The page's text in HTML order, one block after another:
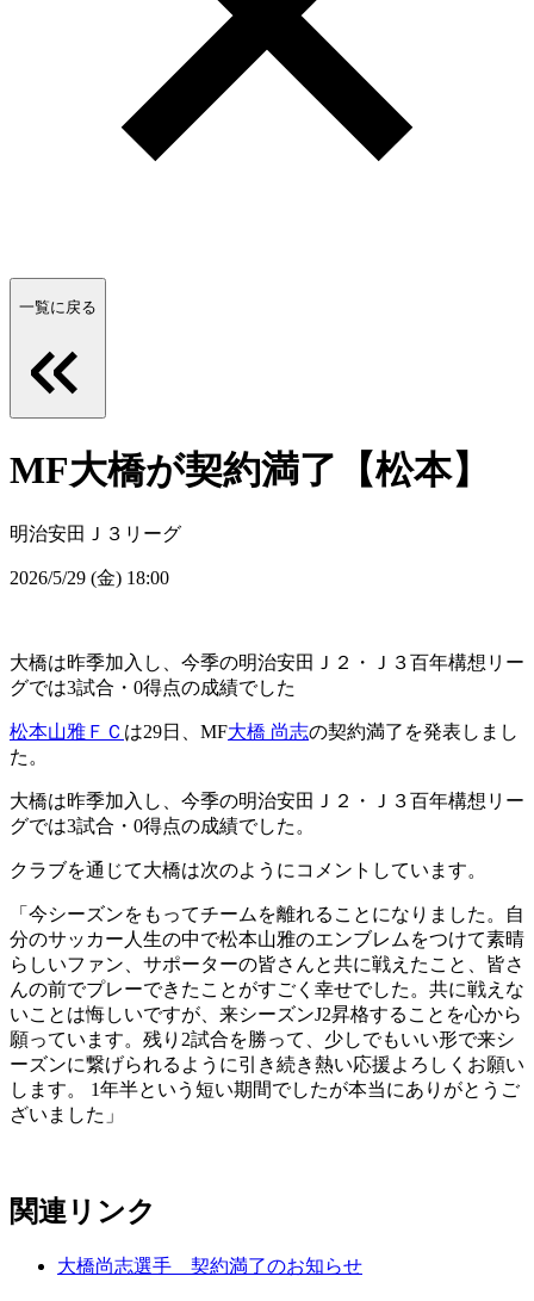
一覧に戻る
MF大橋が契約満了【松本】
明治安田Ｊ３リーグ
2026/5/29 (金) 18:00
大橋は昨季加入し、今季の明治安田Ｊ２・Ｊ３百年構想リー
グでは3試合・0得点の成績でした
松本山雅ＦＣ は29日、MF大橋 尚志の契約満了を発表しまし
た。
大橋は昨季加入し、今季の明治安田Ｊ２・Ｊ３百年構想リー
グでは3試合・0得点の成績でした。
クラブを通じて大橋は次のようにコメントしています。
「今シーズンをもってチームを離れることになりました。自
分のサッカー人生の中で松本山雅のエンブレムをつけて素晴
らしいファン、サポーターの皆さんと共に戦えたこと、皆さ
んの前でプレーできたことがすごく幸せでした。共に戦えな
いことは悔しいですが、来シーズンJ2昇格することを心から
願っています。残り2試合を勝って、少しでもいい形で来シ
ーズンに繋げられるように引き続き熱い応援よろしくお願い
します。 1年半という短い期間でしたが本当にありがとうご
ざいました」
関連リンク
大橋尚志選手 契約満了のお知らせ